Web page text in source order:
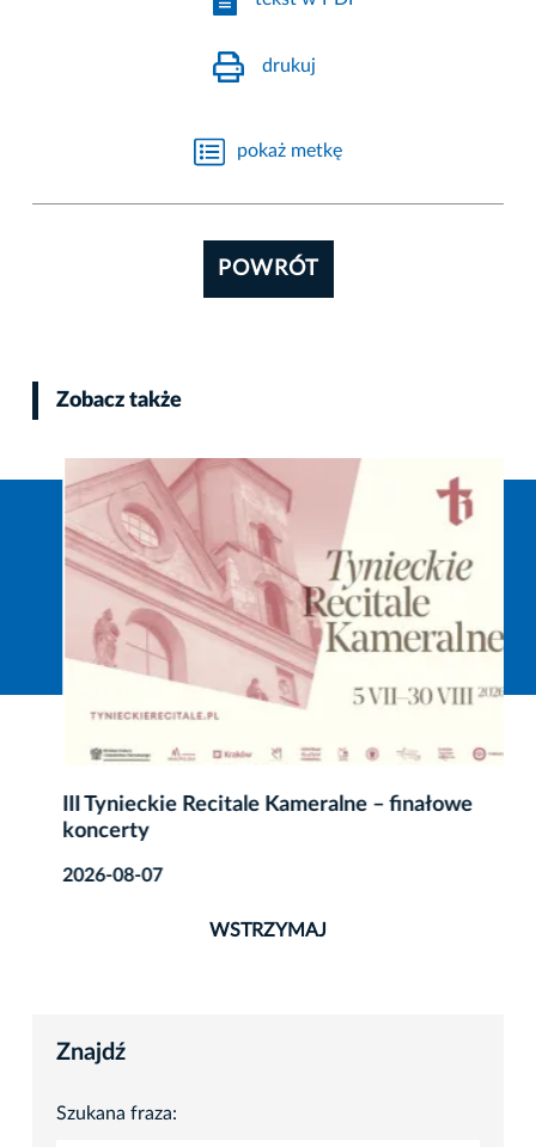
drukuj
pokaż metkę
POWRÓT
Zobacz także
III Tynieckie Recitale Kameralne – finałowe
koncerty
2026-08-07
WSTRZYMAJ
Znajdź
Szukana fraza: